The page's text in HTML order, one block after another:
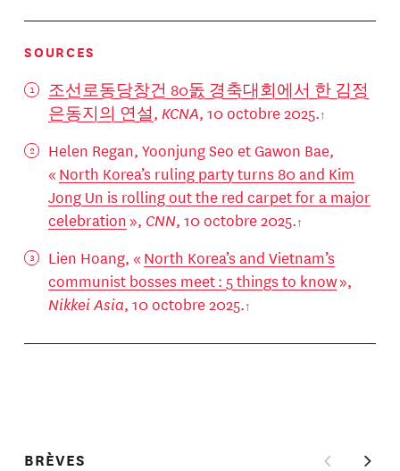
SOURCES
조선로동당창건 80돐 경축대회에서 한 김정
은동지의 연설, KCNA, 10 octobre 2025.
Helen Regan, Yoonjung Seo et Gawon Bae,
« North Korea’s ruling party turns 80 and Kim
Jong Un is rolling out the red carpet for a major
celebration», CNN, 10 octobre 2025.
Lien Hoang, « North Korea’s and Vietnam’s
communist bosses meet : 5 things to know»,
Nikkei Asia, 10 octobre 2025.
BRÈVES